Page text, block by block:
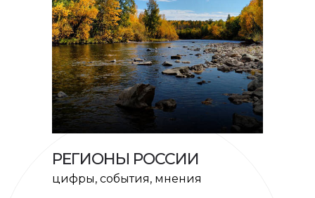
цифры, события, мнения
РЕГИОНЫ РОССИИ